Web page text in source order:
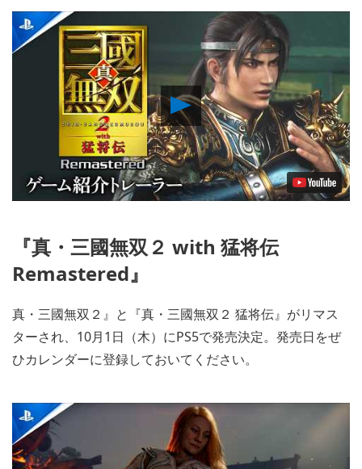
Play
Video
『真・三國無双２ with 猛将伝
Remastered』
真・三國無双２』と『真・三國無双２ 猛将伝』がリマス
ターされ、10月1日（木）にPS5で発売決定。発売日をぜ
ひカレンダーに登録しておいてください。